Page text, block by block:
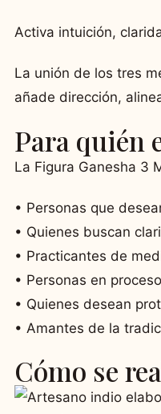
Activa intuición,
La unión de los tres
añade dirección,
Para quién
La Figura Ganesha 3
• Personas que
• Quienes buscan
• Practicantes de
• Personas en
• Quienes desean
• Amantes de la
Cómo se